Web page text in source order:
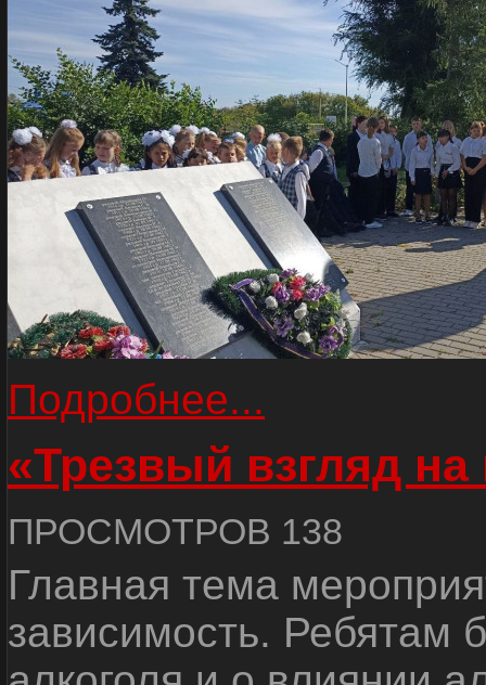
Подробнее...
«Трезвый взгляд на
ПРОСМОТРОВ 138
Главная тема
зависимость. Ребятам